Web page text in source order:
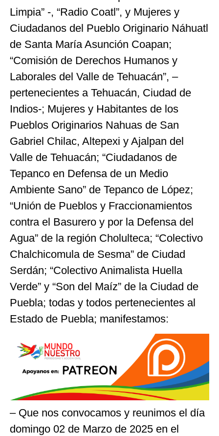
Limpia” -, “Radio Coatl”, y Mujeres y
Ciudadanos del Pueblo Originario Náhuatl
de Santa María Asunción Coapan;
“Comisión de Derechos Humanos y
Laborales del Valle de Tehuacán”, –
pertenecientes a Tehuacán, Ciudad de
Indios-; Mujeres y Habitantes de los
Pueblos Originarios Nahuas de San
Gabriel Chilac, Altepexi y Ajalpan del
Valle de Tehuacán; “Ciudadanos de
Tepanco en Defensa de un Medio
Ambiente Sano” de Tepanco de López;
“Unión de Pueblos y Fraccionamientos
contra el Basurero y por la Defensa del
Agua” de la región Cholulteca; “Colectivo
Chalchicomula de Sesma” de Ciudad
Serdán; “Colectivo Animalista Huella
Verde” y “Son del Maíz” de la Ciudad de
Puebla; todas y todos pertenecientes al
Estado de Puebla; manifestamos:
– Que nos convocamos y reunimos el día
domingo 02 de Marzo de 2025 en el